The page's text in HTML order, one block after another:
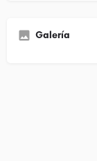
Galería